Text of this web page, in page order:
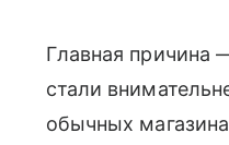
Главная причина
стали
обычных